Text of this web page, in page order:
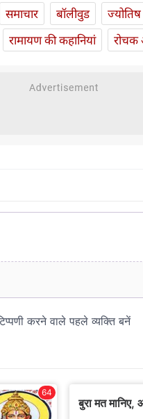
समाचार बॉलीवुड ज्योतिष
रामायण की कहानियां रोचक